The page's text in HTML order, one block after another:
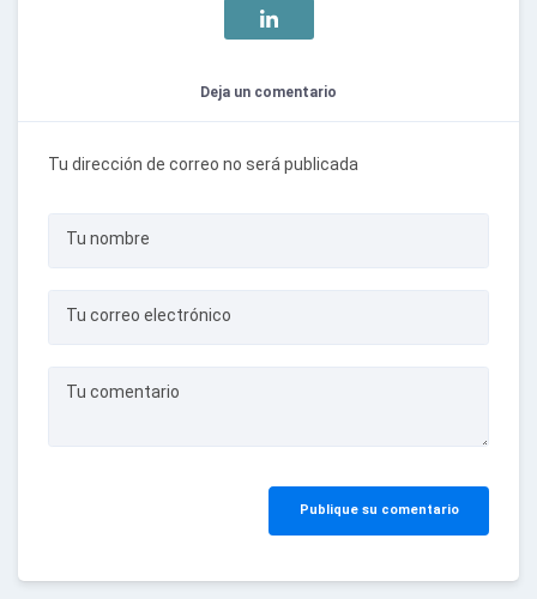
Deja un comentario
Tu dirección de correo no será publicada
Tu nombre
Tu correo electrónico
Tu comentario
Publique su comentario